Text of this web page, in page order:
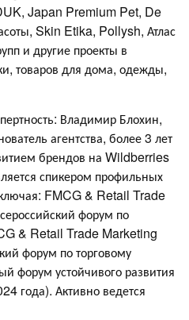
Japan Premium Pet, De
Skin Etika, Pollysh, Атлас
и другие проекты в
товаров для дома, одежды,
Владимир Блохин,
агентства, более 3 лет
брендов на Wildberries
спикером профильных
FMCG & Retail Trade
форум по
& Retail Trade Marketing
форум по торговому
форум устойчивого развития
года). Активно ведется